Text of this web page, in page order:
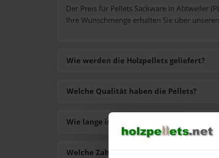
Der Preis für Pellets Sackware in Abtweiler
Ihre Wunschmenge erhalten Sie über unseren
Wie werden die Holzpellets geliefert?
Welche Zahlungsarten gibt es?
Welche Qualität haben die Pellets?
Wie lange ist die Lieferzeit der Pellets?